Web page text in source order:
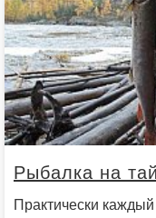
Рыбалка на
Практически